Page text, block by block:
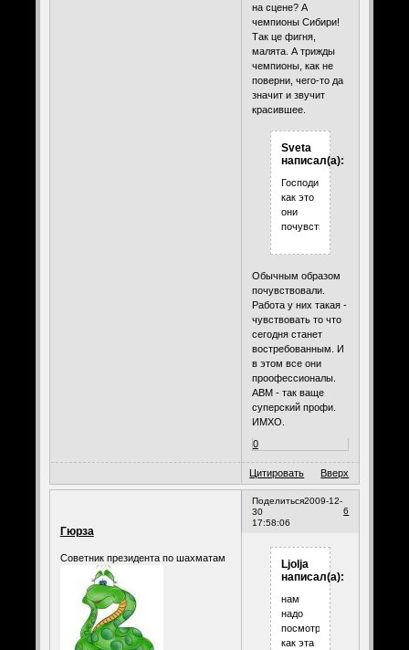
на сцене? А
чемпионы Сибири!
Так це фигня,
малята. А трижды
чемпионы, как не
поверни, чего-то да
значит и звучит
красившее.
Sveta
написал(а):
Господи,
как это
они
почувствовали.
Обычным образом
почувствовали.
Работа у них такая -
чувствовать то что
сегодня станет
востребованным. И
в этом все они
проофессионалы.
АВМ - так ваще
суперский профи.
ИМХО.
0
Цитировать Вверх
Поделиться
6
2009-12-
30
17:58:06
Гюрза
Советник президента по шахматам
Ljolja
написал(а):
нам
надо
посмотреть,
как эта